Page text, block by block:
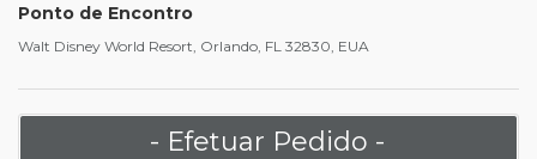
Ponto de Encontro
Walt Disney World Resort, Orlando, FL 32830, EUA
- Efetuar Pedido -